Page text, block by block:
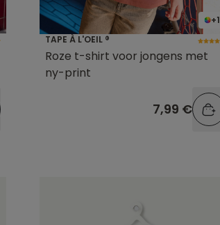
+1
TAPE À L'OEIL ®
Roze t-shirt voor jongens met
ny-print
7,99 €